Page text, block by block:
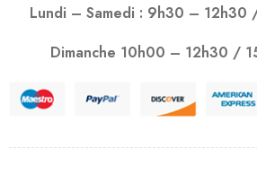
Lundi – Samedi : 9h30 –
Dimanche 10h00 – 12h30 /